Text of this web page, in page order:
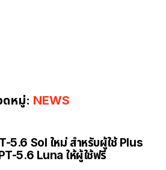
ดหมู่: NEWS
5.6 Sol ใหม่ สำหรับผู้ใช้ Plus
5.6 Luna ให้ผู้ใช้ฟรี